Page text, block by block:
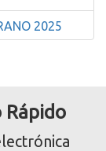
2025
Rápido